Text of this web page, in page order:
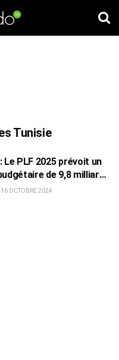
Tunisie
Le PLF 2025 prévoit un
de 9,8 milliards
16 OCTOBRE 2024